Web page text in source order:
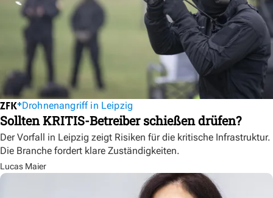
Drohnenangriff in Leipzig
Sollten KRITIS-Betreiber schießen drüfen?
Der Vorfall in Leipzig zeigt Risiken für die kritische Infrastruktur.
Die Branche fordert klare Zuständigkeiten.
Lucas Maier